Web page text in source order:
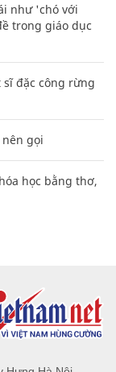
như 'chó với
trong giáo dục
sĩ đặc công rừng
gọi
học bằng thơ,